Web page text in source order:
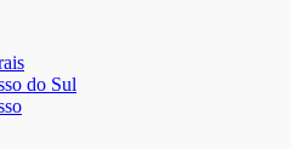
do Sul